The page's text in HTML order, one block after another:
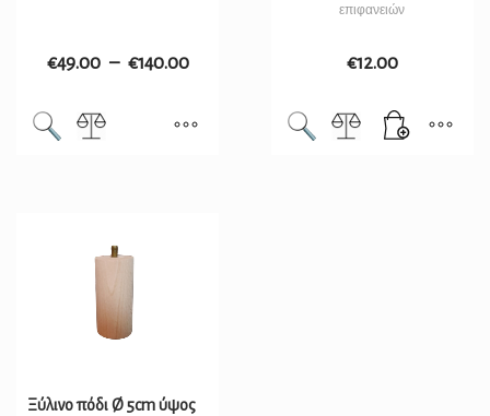
€49.00 – €140.00
επιφανειών
€12.00
Ξύλινο πόδι Ø 5cm ύψος